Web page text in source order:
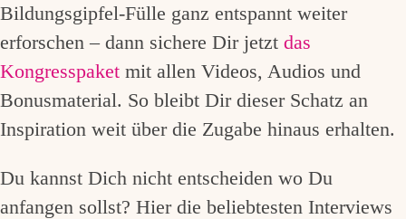
Bildungsgipfel-Fülle ganz entspannt weiter
erforschen – dann sichere Dir jetzt das
Kongresspaket mit allen Videos, Audios und
Bonusmaterial. So bleibt Dir dieser Schatz an
Inspiration weit über die Zugabe hinaus erhalten.
Du kannst Dich nicht entscheiden wo Du
anfangen sollst? Hier die beliebtesten Interviews